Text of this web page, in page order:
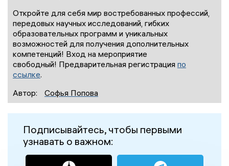
Откройте для себя мир востребованных профессий,
передовых научных исследований, гибких
образовательных программ и уникальных
возможностей для получения дополнительных
компетенций! Вход на мероприятие
свободный! Предварительная регистрация по
ссылке.
Автор:
Софья Попова
Подписывайтесь, чтобы первыми
узнавать о важном: